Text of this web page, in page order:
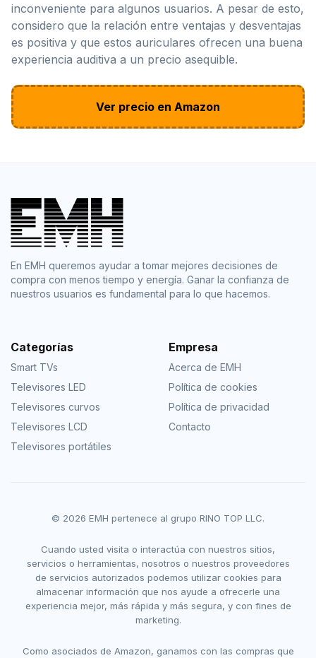
inconveniente para algunos usuarios. A pesar de esto,
considero que la relación entre ventajas y desventajas
es positiva y que estos auriculares ofrecen una buena
experiencia auditiva a un precio asequible.
Ver precio en Amazon
En EMH queremos ayudar a tomar mejores decisiones de
compra con menos tiempo y energía. Ganar la confianza de
nuestros usuarios es fundamental para lo que hacemos.
Categorías
Smart TVs
Televisores LED
Televisores curvos
Televisores LCD
Televisores portátiles
Empresa
Acerca de EMH
Política de cookies
Política de privacidad
Contacto
© 2026 EMH pertenece al grupo RINO TOP LLC.
Cuando usted visita o interactúa con nuestros sitios,
servicios o herramientas, nosotros o nuestros proveedores
de servicios autorizados podemos utilizar cookies para
almacenar información que nos ayude a ofrecerle una
experiencia mejor, más rápida y más segura, y con fines de
marketing.
Como asociados de Amazon, ganamos con las compras que